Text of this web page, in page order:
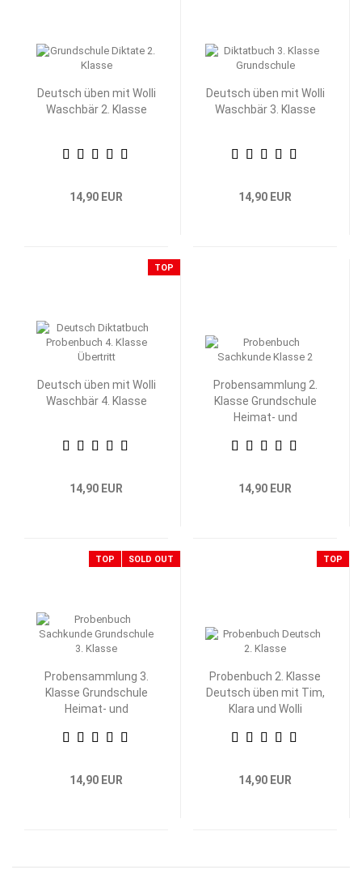
Deutsch üben mit Wolli
Waschbär 2. Klasse
14,90 EUR
Deutsch üben mit Wolli
Waschbär 3. Klasse
14,90 EUR
TOP
Deutsch üben mit Wolli
Waschbär 4. Klasse
14,90 EUR
Probensammlung 2.
Klasse Grundschule
Heimat- und
14,90 EUR
TOP SOLD OUT
Probensammlung 3.
Klasse Grundschule
Heimat- und
14,90 EUR
TOP
Probenbuch 2. Klasse
Deutsch üben mit Tim,
Klara und Wolli
14,90 EUR